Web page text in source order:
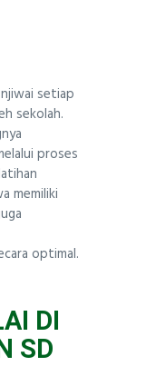
setiap
sekolah.
proses
memiliki
optimal.
DI
SD